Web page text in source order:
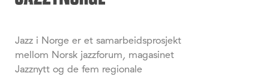
Jazz i Norge er et samarbeidsprosjekt
mellom Norsk jazzforum, magasinet
Jazznytt og de fem regionale